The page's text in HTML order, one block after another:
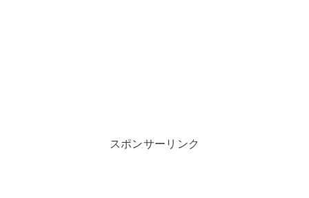
スポンサーリンク